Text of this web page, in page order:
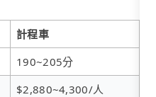
計程車
190~205分
$2,880~4,300/人